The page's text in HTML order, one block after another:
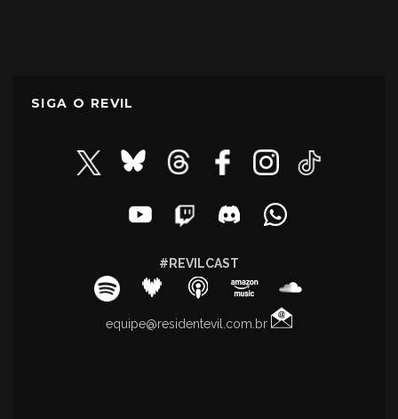
SIGA O REVIL
#REVILCAST
equipe@residentevil.com.br